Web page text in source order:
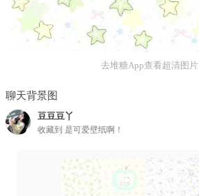
去堆糖App查看超清图片
聊天背景图
豆豆豆丫
收藏到 是可爱壁纸啊！